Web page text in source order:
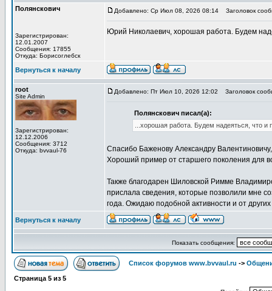
Полянскович
Зарегистрирован:
12.01.2007
Сообщения: 17855
Откуда: Борисоглебск
Добавлено: Ср Июл 08, 2026 08:14 Заголовок
Юрий Николаевич, хорошая работа. Будем
Вернуться к началу
root
Site Admin
Зарегистрирован:
12.12.2006
Сообщения: 3712
Откуда: bvvaul-76
Добавлено: Пт Июл 10, 2026 12:02 Заголовок
Полянскович писал(а):
...хорошая работа. Будем надеяться, что
Спасибо Баженову Александру
Хороший пример от старшего поколения для
Также благодарен Шиловской Римме
прислала сведения, которые позволили мне
года. Ожидаю подобной активности и от
Вернуться к началу
Показать сообщения:
Список форумов www.bvvaul.ru ->
Страница 5 из 5